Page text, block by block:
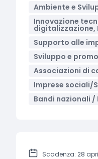
Ambiente e
Innovazione
digitalizzazione,
Supporto alle
Sviluppo e
Associazioni di
Imprese sociali/
Bandi nazionali /
Scadenza: 28